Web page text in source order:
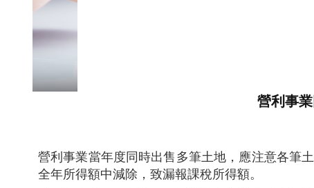
營利事
營利事業當年度同時出售多筆土地，應注意各筆
全年所得額中減除，致漏報課稅所得額。